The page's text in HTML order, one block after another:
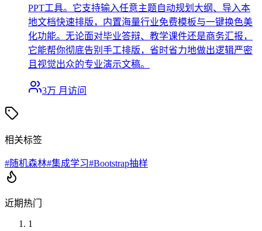
PPT工具。它支持输入任意主题自动规划大纲、导入本
地文档快速排版，内置海量行业免费模板与一键换色美
化功能。无论面对毕业答辩、教学课件还是商务汇报，
它能帮你彻底告别手工排版，省时省力地做出逻辑严密
且视觉出众的专业演示文稿。
3万 月访问
相关标签
#随机森林#集成学习#Bootstrap抽样
近期热门
1